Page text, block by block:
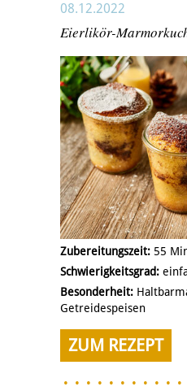
08.12.2022
Eierlikör-
Zubereitungszeit: 55
Schwierigkeitsgrad:
Besonderheit:
Getreidespeisen
ZUM REZEPT